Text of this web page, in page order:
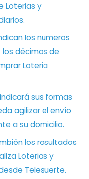
Loterias y
los numeros
los décimos de
Loteria
sus formas
agilizar el envío
a su domicilio.
los resultados
Loterias y
Telesuerte.